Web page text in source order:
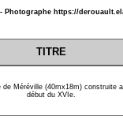
Photographe https://
TITRE
de Méréville (40mx18m) construite
début du XVIe.